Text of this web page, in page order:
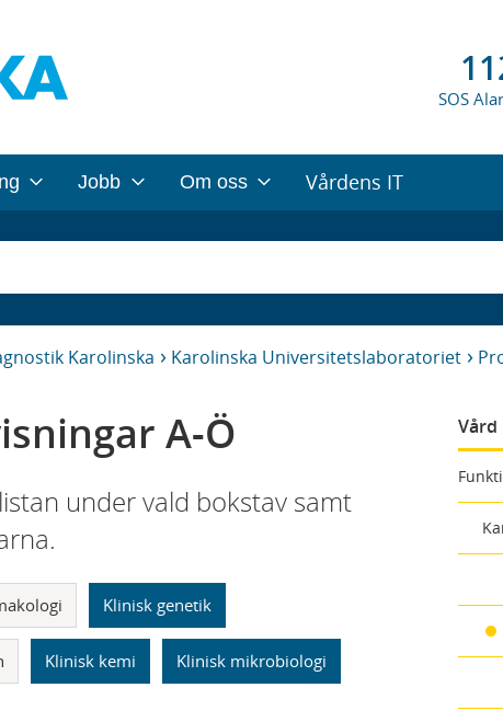
SOS
Jobb Om oss Vårdens IT
Karolinska Karolinska Universitetslaboratoriet
Vård
A-Ö
under vald bokstav samt
Klinisk genetik
Klinisk kemi Klinisk mikrobiologi